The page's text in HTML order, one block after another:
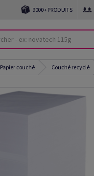
9000+ PRODUITS
Papier couché Couché recyclé